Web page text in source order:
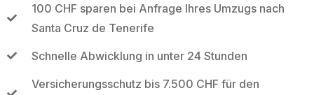
100 CHF sparen bei Anfrage Ihres Umzugs nach
Santa Cruz de Tenerife
Schnelle Abwicklung in unter 24 Stunden
Versicherungsschutz bis 7.500 CHF für den